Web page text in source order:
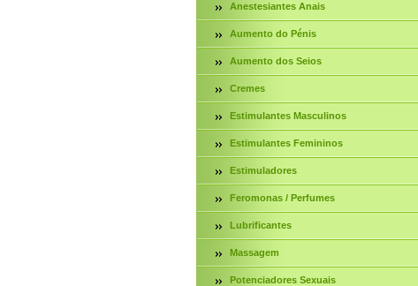
Anestesiantes Anais
Aumento do Pénis
Aumento dos Seios
Cremes
Estimulantes Masculinos
Estimulantes Femininos
Estimuladores
Feromonas / Perfumes
Lubrificantes
Massagem
Potenciadores Sexuais